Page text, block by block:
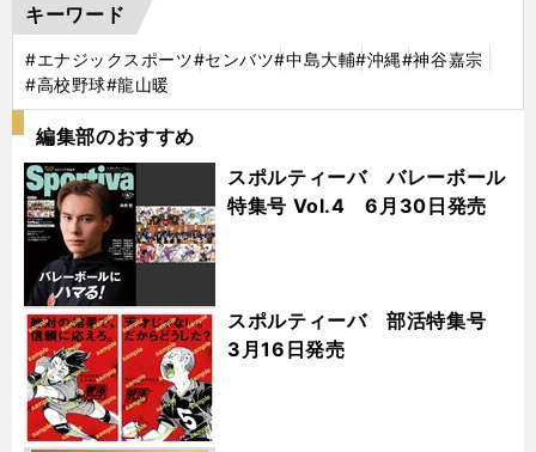
キーワード
#エナジックスポーツ#センバツ#中島大輔#沖縄#神谷嘉宗
#高校野球#龍山暖
編集部のおすすめ
スポルティーバ バレーボール
特集号 Vol.4 6月30日発売
スポルティーバ 部活特集号
3月16日発売